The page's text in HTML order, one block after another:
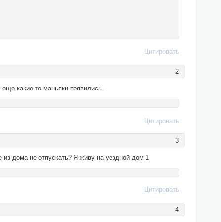
Цитировать
2
еще какие то маньяки появились.
Цитировать
3
дома не отпускать? Я живу на уездной дом 1
Цитировать
4